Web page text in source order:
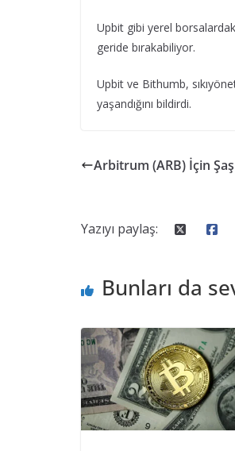
Upbit gibi yerel
geride bırakabiliyor.
Upbit ve Bithumb,
yaşandığını bildirdi.
Arbitrum (ARB) İçin
Yazıyı paylaş:
Bunları da